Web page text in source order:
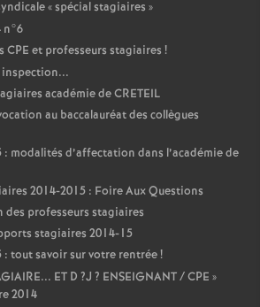
«spécial stagiaires »
n°6
CPE et professeurs stagiaires !
académie deCRETEIL
au baccalauréat des collègues
modalités d’affectation dans l’académie de
2014-2015 : Foire Aux Questions
professeurs stagiaires
stagiaires 2014-15
: tout savoir sur votre rentrée!
... ET D ?J ? ENSEIGNANT/CPE »
2014